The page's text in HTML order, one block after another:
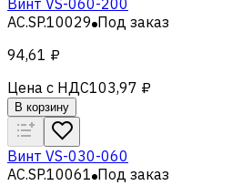
AC.SP.10029 Под заказ
94,61 ₽
Цена с НДС103,97 ₽
В корзину
Винт VS-030-060
AC.SP.10061 Под заказ